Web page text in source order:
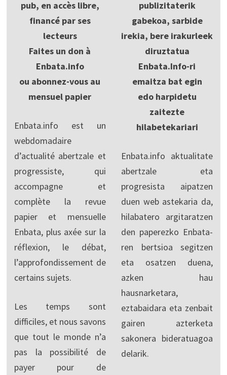
pub, en accès libre,
financé par ses
lecteurs
Faites un don à
Enbata.info
ou abonnez-vous au
mensuel papier
Enbata.info est un
webdomadaire
d’actualité abertzale et
progressiste, qui
accompagne et
complète la revue
papier et mensuelle
Enbata, plus axée sur la
réflexion, le débat,
l’approfondissement de
certains sujets.
Les temps sont
difficiles, et nous savons
que tout le monde n’a
pas la possibilité de
payer pour de
publizitaterik
gabekoa, sarbide
irekia, bere irakurleek
diruztatua
Enbata.Info-ri
emaitza bat egin
edo harpidetu
zaitezte
hilabetekariari
Enbata.info aktualitate
abertzale eta
progresista aipatzen
duen web astekaria da,
hilabatero argitaratzen
den paperezko Enbata-
ren bertsioa segitzen
eta osatzen duena,
azken hau
hausnarketara,
eztabaidara eta zenbait
gairen azterketa
sakonera bideratuagoa
delarik.